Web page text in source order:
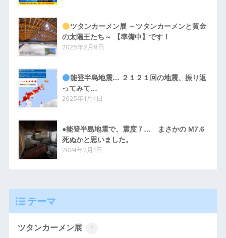
ツタンカーメン展 ～ツタンカーメンと黄金
の太陽王たち～ 【準備中】です！
2025年2月8日
能登半島地震… ２１２１回の地震、振り返
ってみて…
2025年1月4日
●能登半島地震で、震度７… まさかの M7.6
死ぬかと思いました。
2024年2月1日
テーマ
ツタンカーメン展 1